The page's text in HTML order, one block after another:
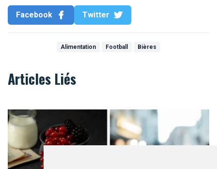
Facebook Twitter
Alimentation Football Bières
Articles Liés
Une bonne recette de gaufres de Bruxelles et de Liège